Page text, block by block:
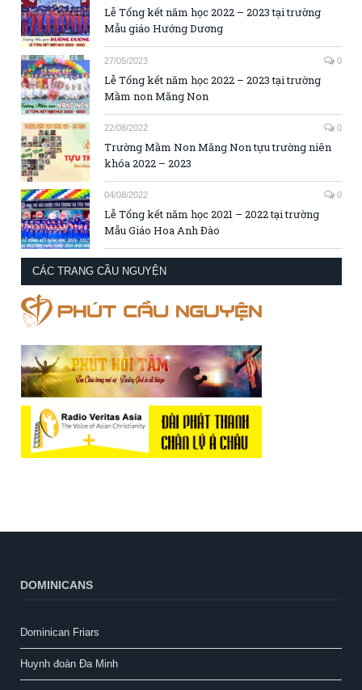
Lễ Tổng kết năm học 2022 – 2023 tại trường
Mẫu giáo Hướng Dương
27/05/2023 0
Lễ Tổng kết năm học 2022 – 2023 tại trường
Mầm non Măng Non
22/08/2022 0
Trường Mầm Non Măng Non tựu trường niên
khóa 2022 – 2023
04/08/2022 0
Lễ Tổng kết năm học 2021 – 2022 tại trường
Mẫu Giáo Hoa Anh Đào
CÁC TRANG CẦU NGUYỆN
DOMINICANS
Dominican Friars
Huynh đoàn Đa Minh